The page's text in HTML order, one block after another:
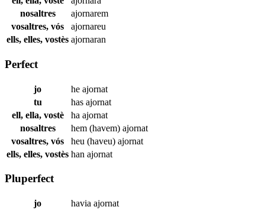
nosaltres
ajornarem
vosaltres, vós
ajornareu
ells, elles, vostès ajornaran
Perfect
jo he ajornat
tu
has ajornat
ell, ella, vostè
ha ajornat
nosaltres
hem (havem) ajornat
vosaltres, vós
heu (haveu) ajornat
ells, elles, vostès han ajornat
Pluperfect
jo havia ajornat